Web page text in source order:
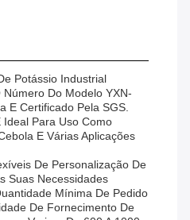
Potássio Industrial
Do Modelo YXN-
E Certificado Pela SGS.
Ideal Para Uso Como
E Várias Aplicações
De Personalização De
Suas Necessidades
Mínima De Pedido
De Fornecimento De